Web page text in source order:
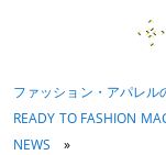
ファッション・アパレル
READY TO FASHION
NEWS
»